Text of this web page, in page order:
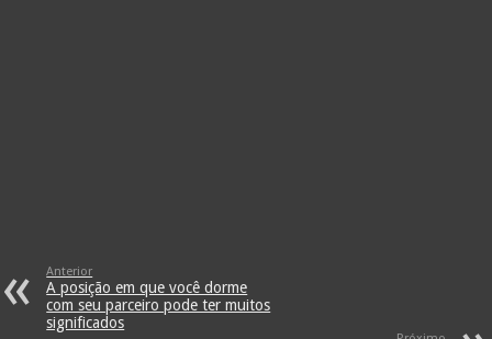
Anterior
A posição em que você dorme
com seu parceiro pode ter muitos
significados